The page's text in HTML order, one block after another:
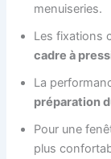
menuiseries.
Les fixations
cadre à
La
préparation
Pour une
plus